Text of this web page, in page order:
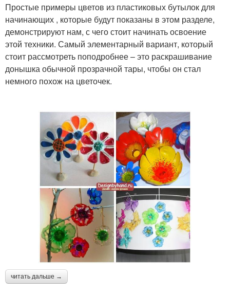
Простые примеры цветов из пластиковых бутылок для
начинающих , которые будут показаны в этом разделе,
демонстрируют нам, с чего стоит начинать освоение
этой техники. Самый элементарный вариант, который
стоит рассмотреть поподробнее – это раскрашивание
донышка обычной прозрачной тары, чтобы он стал
немного похож на цветочек.
читать дальше →